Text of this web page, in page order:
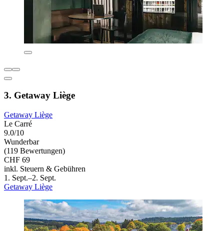
3. Getaway Liège
Getaway Liège
Le Carré
9.0/10
Wunderbar
(119 Bewertungen)
CHF 69
inkl. Steuern & Gebühren
1. Sept.–2. Sept.
Getaway Liège